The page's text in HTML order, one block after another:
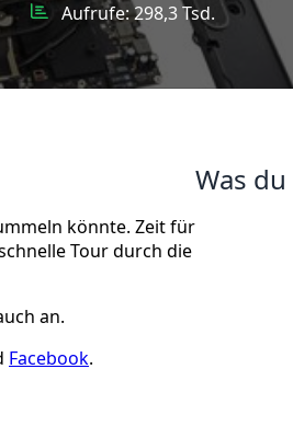
Aufrufe:298,3 Tsd.
könnte. Zeit für
Tour durch die
an.
Facebook.
Was